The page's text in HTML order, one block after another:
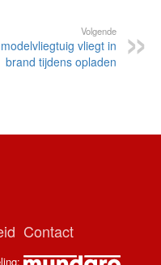
Volgende
vliegt in
brand tijdens opladen
Contact